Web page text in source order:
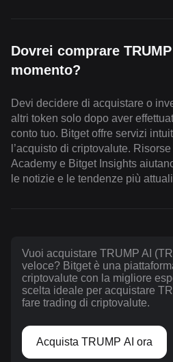
Dovrei comprare
momento?
Devi decidere di acquistare o
altri token solo dopo aver
conto tuo. Bitget offre servizi
l’acquisto di criptovalute.
Academy e Bitget Insights
le notizie e le tendenze più
Vuoi acquistare TRUMP AI
veloce? Bitget è una
criptovalute con la migliore
scelta ideale per acquistare
fare trading di criptovalute.
Acquista TRUMP AI ora